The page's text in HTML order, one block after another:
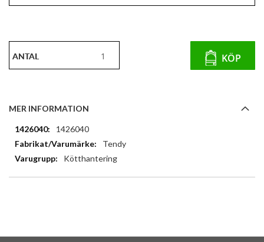
ANTAL KÖP
MER INFORMATION
Mer
information
1426040
Tendy
Kötthantering